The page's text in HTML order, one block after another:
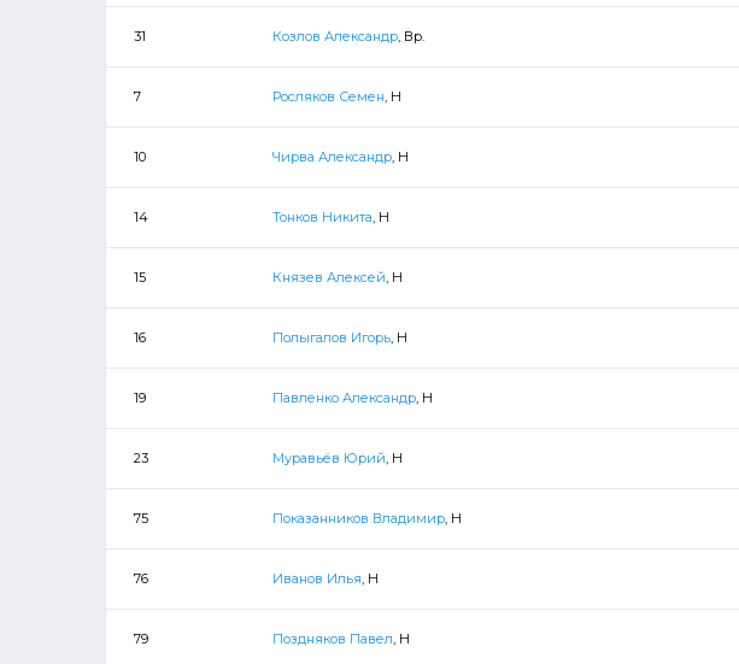
31 Козлов Александр, Вр.
7 Росляков Семен, Н
10 Чирва Александр, Н
14 Тонков Никита, Н
15 Князев Алексей, Н
16 Полыгалов Игорь, Н
19 Павленко Александр, Н
23 Муравьёв Юрий, Н
75 Показанников Владимир, Н
76 Иванов Илья, Н
79 Поздняков Павел, Н